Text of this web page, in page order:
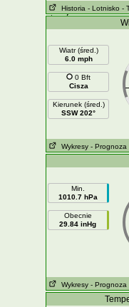
Historia - Lotnisko -
atmosferyczne
Wiatr (śred.)
6.0 mph
0 Bft
Cisza
Kierunek (śred.)
SSW 202°
Wykresy - Prognoza
Min.
1010.7 hPa
Obecnie
29.84 inHg
Wykresy - Prognoza